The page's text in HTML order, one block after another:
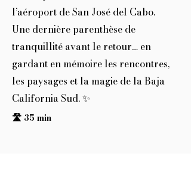
l’aéroport de San José del Cabo.
Une dernière parenthèse de
tranquillité avant le retour… en
gardant en mémoire les rencontres,
les paysages et la magie de la Baja
California Sud. ✨
🛣️ 35 min